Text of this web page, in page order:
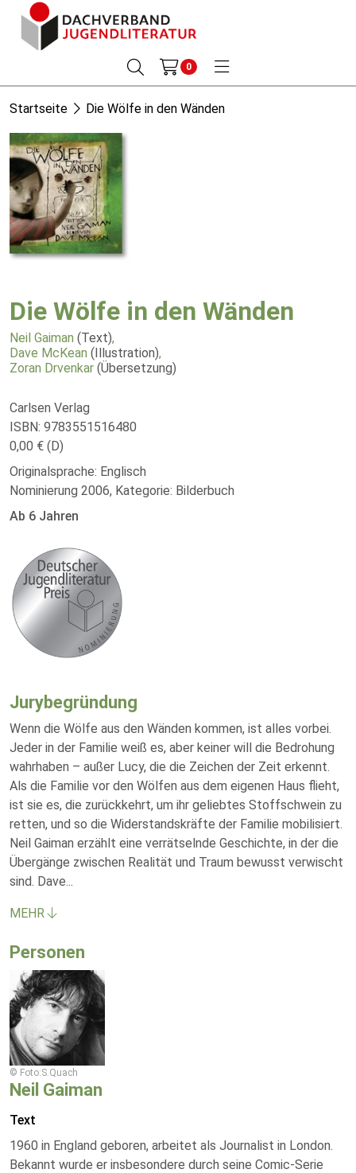
0
Startseite Die Wölfe in den Wänden
Die Wölfe in den Wänden
Neil Gaiman (Text),
Dave McKean (Illustration),
Zoran Drvenkar (Übersetzung)
Carlsen Verlag
ISBN: 9783551516480
0,00 € (D)
Originalsprache: Englisch
Nominierung 2006, Kategorie: Bilderbuch
Ab 6 Jahren
Jurybegründung
Wenn die Wölfe aus den Wänden kommen, ist alles vorbei.
Jeder in der Familie weiß es, aber keiner will die Bedrohung
wahrhaben – außer Lucy, die die Zeichen der Zeit erkennt.
Als die Familie vor den Wölfen aus dem eigenen Haus flieht,
ist sie es, die zurückkehrt, um ihr geliebtes Stoffschwein zu
retten, und so die Widerstandskräfte der Familie mobilisiert.
Neil Gaiman erzählt eine verrätselnde Geschichte, in der die
Übergänge zwischen Realität und Traum bewusst verwischt
sind. Dave...
MEHR
Personen
© Foto:S.Quach
Neil Gaiman
Text
1960 in England geboren, arbeitet als Journalist in London.
Bekannt wurde er insbesondere durch seine Comic-Serie